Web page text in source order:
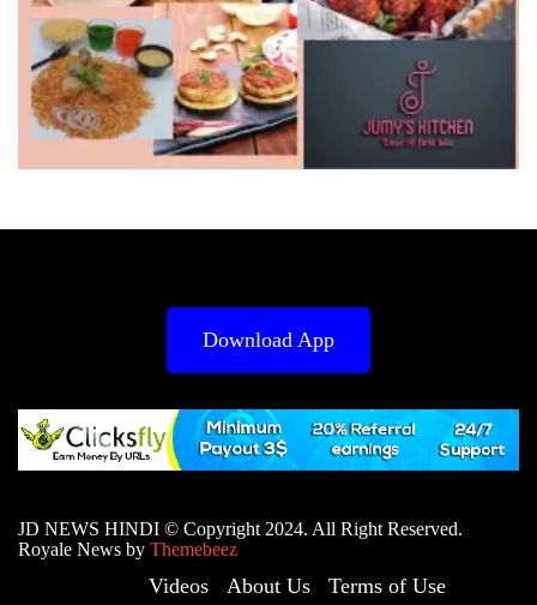
Download App
JD NEWS HINDI © Copyright 2024. All Right Reserved.
Royale News by Themebeez
Videos About Us
Terms of Use